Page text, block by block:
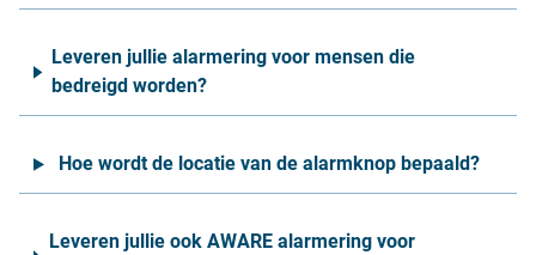
Leveren jullie alarmering voor mensen die
bedreigd worden?
Hoe wordt de locatie van de alarmknop bepaald?
Leveren jullie ook AWARE alarmering voor